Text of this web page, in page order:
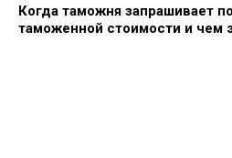
Когда таможня запрашивает
таможенной стоимости и чем